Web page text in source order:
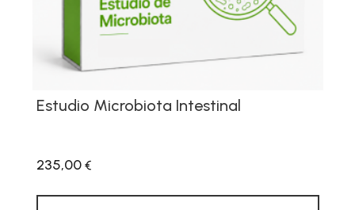
Estudio Microbiota Intestinal
235,00 €